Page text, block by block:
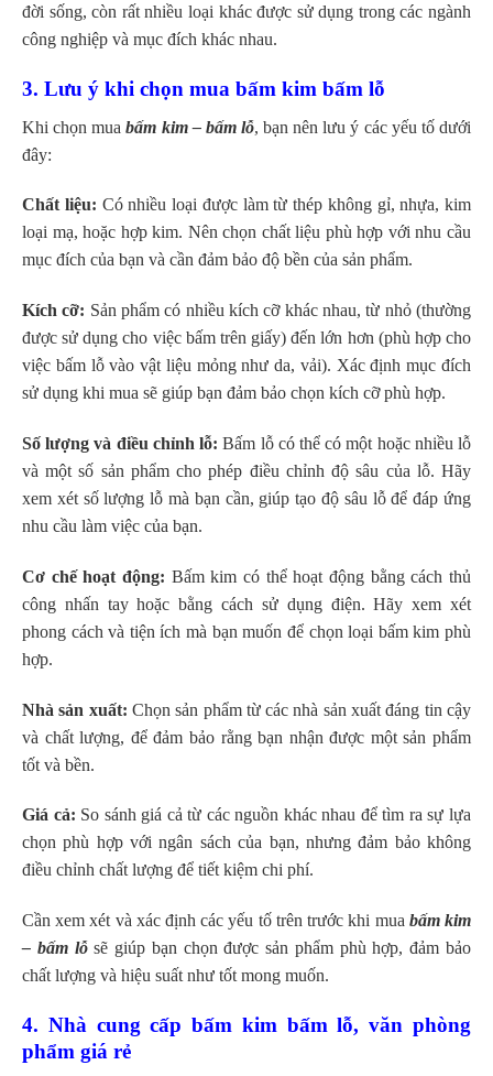
đời sống, còn rất nhiều loại khác được sử dụng trong các ngành
công nghiệp và mục đích khác nhau.
3. Lưu ý khi chọn mua bấm kim bấm lỗ
Khi chọn muabấm kim – bấm lỗ, bạn nên lưu ý các yếu tố dưới
đây:
Chất liệu: Có nhiều loại được làm từ thép không gỉ, nhựa, kim
loại mạ, hoặc hợp kim. Nên chọn chất liệu phù hợp với nhu cầu
mục đích của bạn và cần đảm bảo độ bền của sản phẩm.
Kích cỡ: Sản phẩm có nhiều kích cỡ khác nhau, từ nhỏ (thường
được sử dụng cho việc bấm trên giấy) đến lớn hơn (phù hợp cho
việc bấm lỗ vào vật liệu mỏng như da, vải). Xác định mục đích
sử dụng khi mua sẽ giúp bạn đảm bảo chọn kích cỡ phù hợp.
Số lượng và điều chỉnh lỗ: Bấm lỗ có thể có một hoặc nhiều lỗ
và một số sản phẩm cho phép điều chỉnh độ sâu của lỗ. Hãy
xem xét số lượng lỗ mà bạn cần, giúp tạo độ sâu lỗ để đáp ứng
nhu cầu làm việc của bạn.
Cơ chế hoạt động: Bấm kim có thể hoạt động bằng cách thủ
công nhấn tay hoặc bằng cách sử dụng điện. Hãy xem xét
phong cách và tiện ích mà bạn muốn để chọn loại bấm kim phù
hợp.
Nhà sản xuất: Chọn sản phẩm từ các nhà sản xuất đáng tin cậy
và chất lượng, để đảm bảo rằng bạn nhận được một sản phẩm
tốt và bền.
Giá cả: So sánh giá cả từ các nguồn khác nhau để tìm ra sự lựa
chọn phù hợp với ngân sách của bạn, nhưng đảm bảo không
điều chỉnh chất lượng để tiết kiệm chi phí.
Cần xem xét và xác định các yếu tố trên trước khi mua bấm kim
– bấm lỗsẽ giúp bạn chọn được sản phẩm phù hợp, đảm bảo
chất lượng và hiệu suất như tốt mong muốn.
4. Nhà cung cấp bấm kim bấm lỗ, văn phòng
phẩm giá rẻ